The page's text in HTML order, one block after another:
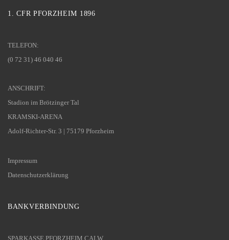
1. CFR PFORZHEIM 1896
TELEFON:
(0 72 31) 46 040 46
ANSCHRIFT:
Stadion im Brötzinger Tal
KRAMSKI-ARENA
Adolf-Richter-Str. 3 | 75179 Pforzheim
Impressum
Datenschutzerklärung
BANKVERBINDUNG
SPARKASSE PFORZHEIM CALW